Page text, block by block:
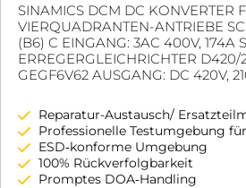
SINAMICS DCM DC KONVERTER
VIERQUADRANTEN-ANTRIEBE
(B6) C EINGANG: 3AC 400V, 174A
ERREGERGLEICHRICHTER D420/
GEGF6V62 AUSGANG: DC 420V,
Reparatur-Austausch/
Professionelle Testumgebung
ESD‑konforme Umgebung
100% Rückverfolgbarkeit
Promptes DOA‑Handling